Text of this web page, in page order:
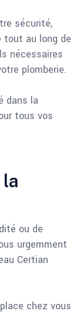
sécurité,
tout au long de
nécessaires
plomberie.
dans la
tous vos
ou de
urgemment
Certian
chez vous